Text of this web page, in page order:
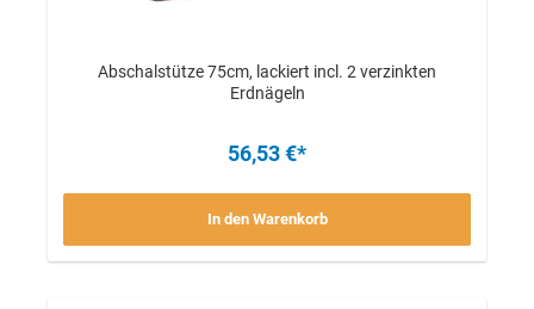
Abschalstütze 75cm, lackiert incl. 2 verzinkten
Erdnägeln
56,53 €*
In den Warenkorb